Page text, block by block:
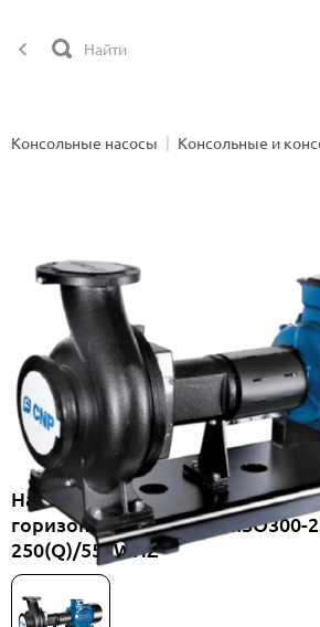
Консольные насосы Консольные и
Насос консольный
горизонтальный CNP NISO300-
250(Q)/55SWHZ